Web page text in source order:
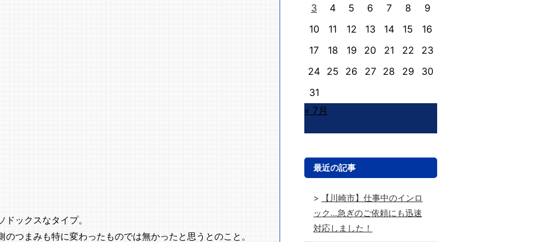
ックスなタイプ。
つまみも特に変わったものでは無かったと思うとのこと。
3
4 5 6 7 8
9
10
11 12 13 14 15
16
17
18 19 20 21 22
23
24 25 26 27 28 29
30
31
« 7月
最近の記事
【川崎市】仕事中のインロ
ック…急ぎのご依頼にも迅速
対応しました！